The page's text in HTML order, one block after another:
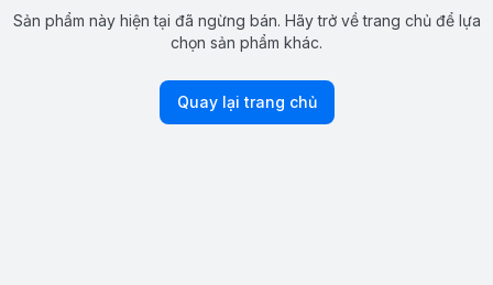
Sản phẩm này hiện tại đã ngừng bán. Hãy trở về trang chủ để lựa
chọn sản phẩm khác.
Quay lại trang chủ